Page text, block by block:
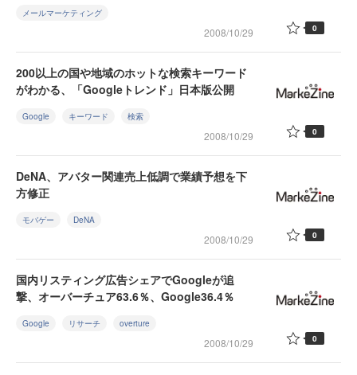
メールマーケティング
2008/10/29 0
200以上の国や地域のホットな検索キーワード
がわかる、「Googleトレンド」日本版公開
Google キーワード 検索
2008/10/29 0
DeNA、アバター関連売上低調で業績予想を下
方修正
モバゲー DeNA
2008/10/29 0
国内リスティング広告シェアでGoogleが追
撃、オーバーチュア63.6％、Google36.4％
Google リサーチ overture
2008/10/29 0